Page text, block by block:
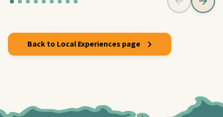
Back to Local Experiences page